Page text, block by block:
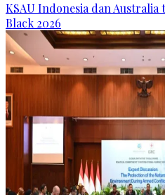
KSAU Indonesia dan
Black 2026